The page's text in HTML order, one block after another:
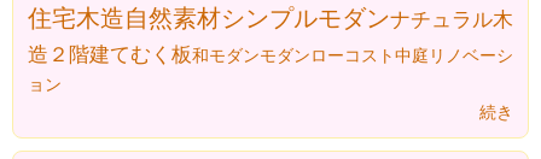
住宅木造自然素材シンプルモダンナチュラル木
造２階建てむく板和モダンモダンローコスト中庭 リノベーシ
ョン
続き